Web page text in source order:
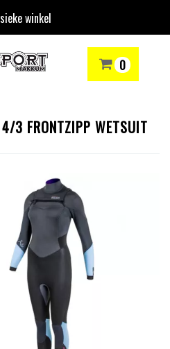
winkel
0
producten.
SKIËN WINTERSPORTSHOP
3 FRONTZIPP WETSUIT